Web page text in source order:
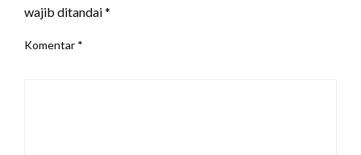
wajib ditandai*
Komentar *